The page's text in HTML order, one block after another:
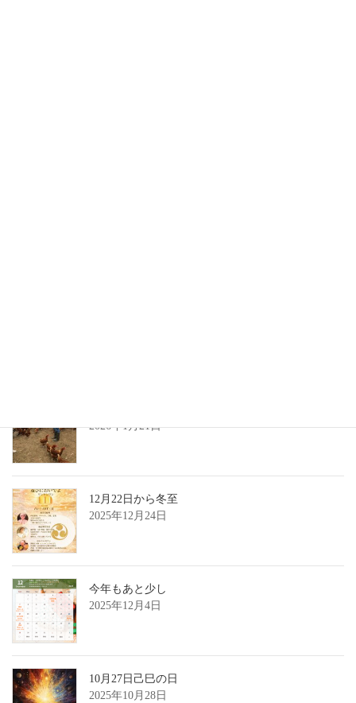
2026年1月21日
12月22日から冬至
2025年12月24日
今年もあと少し
2025年12月4日
10月27日己巳の日
2025年10月28日